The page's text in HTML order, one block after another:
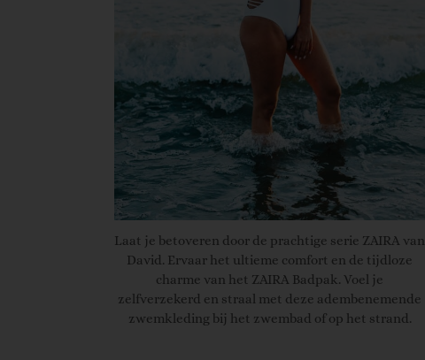
Laat je betoveren door de prachtige serie ZAIRA van
David. Ervaar het ultieme comfort en de tijdloze
charme van het ZAIRA Badpak. Voel je
zelfverzekerd en straal met deze adembenemende
zwemkleding bij het zwembad of op het strand.